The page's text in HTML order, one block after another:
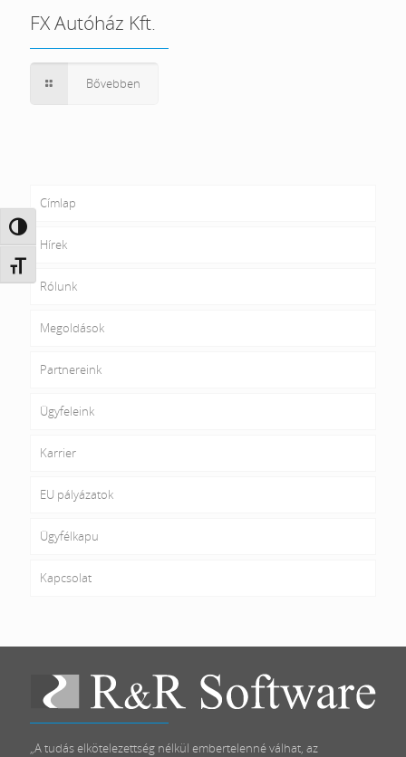
Nagy kontraszt váltása
Betűméret váltása
FX Autóház Kft.
Bővebben
Címlap
Hírek
Rólunk
Megoldások
Partnereink
Ügyfeleink
Karrier
EU pályázatok
Ügyfélkapu
Kapcsolat
„A tudás elkötelezettség nélkül embertelenné válhat, az